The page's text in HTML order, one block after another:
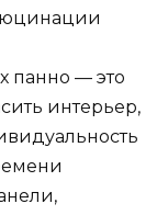
панно — это
интерьер,